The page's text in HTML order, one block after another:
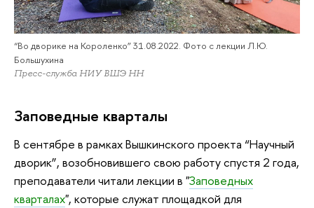
“Во дворике на Короленко” 31.08.2022. Фото с лекции Л.Ю.
Большухина
Пресс-служба НИУ ВШЭ НН
Заповедные кварталы
В сентябре в рамках Вышкинского проекта “Научный
дворик”, возобновившего свою работу спустя 2 года,
преподаватели читали лекции в "Заповедных
кварталах", которые служат площадкой для